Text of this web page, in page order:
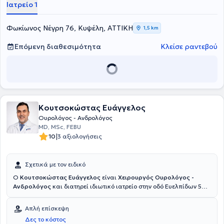
Νοσοκομείου "Γ. Γεννηματάς". Επιπροσθέτως πέραν του ιδιωτικού
Τέλος, ο γιατρός έχει ενεργό συμμετοχή σε ελληνικά και διεθνή
συνέδρια και είναι γνώστης αγγλικών και γερμανικών.
Ιατρείο 1
Φωκίωνος Νέγρη 76, Κυψέλη, ΑΤΤΙΚΗ 1,5 km
Επόμενη διαθεσιμότητα Κλείσε ραντεβού
Κουτσοκώστας Ευάγγελος
Ουρολόγος - Ανδρολόγος
MD, MSc, FEBU
10|3 αξιολογήσεις
Σχετικά με τον ειδικό
Ο Κουτσοκώστας Ευάγγελος είναι Χειρουργός Ουρολόγος -
Ανδρολόγος και διατηρεί ιδιωτικό ιατρείο στην οδό Ευελπίδων 59
Θεσσαλονίκης και κάτοχος Ευρωπαϊκού Τίτλου Πιστοποίησης
Ουρολογίας (FEBU). Ειδικεύθηκε στην Ουρολογία στο Γενικό
Νοσοκομείο Νέας Ιωνίας Κωνσταντοπούλειο – Αγία Όλγα, με
Απλή επίσκεψη
Δες το κόστος